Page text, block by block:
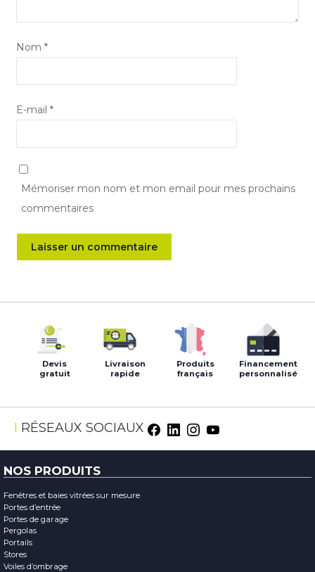
Nom *
E-mail *
Mémoriser mon nom et mon email pour mes prochains
commentaires
Devis
gratuit
Livraison
rapide
Produits
français
Financement
personnalisé
RÉSEAUX SOCIAUX
NOS PRODUITS
Fenêtres et baies vitrées sur mesure
Portes d’entrée
Portes de garage
Pergolas
Portails
Stores
Voiles d’ombrage